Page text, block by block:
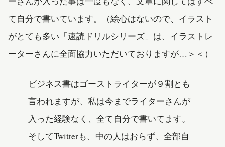
て自分で書いています。（絵心はないので、イラスト
がとても多い「速読ドリルシリーズ」は、イラストレ
ーターさんに全面協力いただいておりますが…＞＜）
ビジネス書はゴーストライターが９割とも
言われますが、私は今までライターさんが
入った経験なく、全て自分で書いてます。
そしてTwitterも、中の人はおらず、全部自